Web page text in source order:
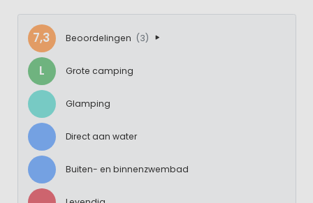
7,3 Beoordelingen (3)
L Grote camping
Glamping
Direct aan water
Buiten- en binnenzwembad